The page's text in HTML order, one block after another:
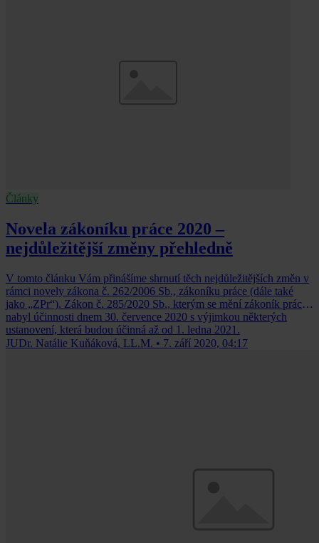
Články
Novela zákoníku práce 2020 –
nejdůležitější změny přehledně
V tomto článku Vám přinášíme shrnutí těch nejdůležitějších změn v
rámci novely zákona č. 262/2006 Sb., zákoníku práce (dále také
jako „ZPr“). Zákon č. 285/2020 Sb., kterým se mění zákoník práce,
nabyl účinnosti dnem 30. července 2020 s výjimkou některých
ustanovení, která budou účinná až od 1. ledna 2021.
JUDr. Natálie Kuňáková, LL.M. • 7. září 2020, 04:17